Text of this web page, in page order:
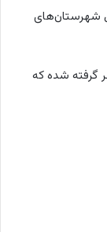
شهرستان‌های
گرفته شده که